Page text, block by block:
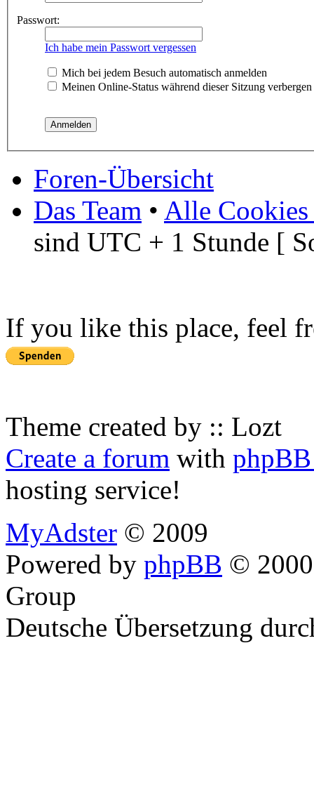
Passwort:
Ich habe mein Passwort vergessen
Mich bei jedem Besuch automatisch anmelden
Meinen Online-Status während dieser Sitzung verbergen
Foren-Übersicht
Das Team • Alle Cookies
sind UTC + 1 Stunde [
If you like this place, feel
Theme created by :: Lozt
Create a forum with
hosting service!
MyAdster © 2009
Powered by phpBB ©
Group
Deutsche Übersetzung